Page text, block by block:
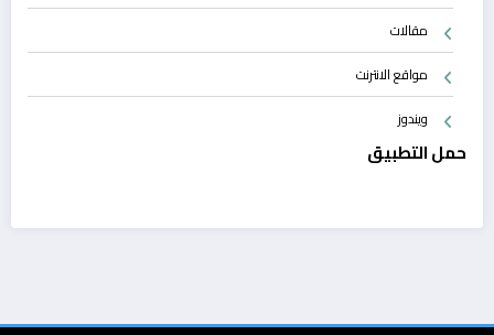
مقالات
مواقع الانترنت
ويندوز
حمل التطبيق